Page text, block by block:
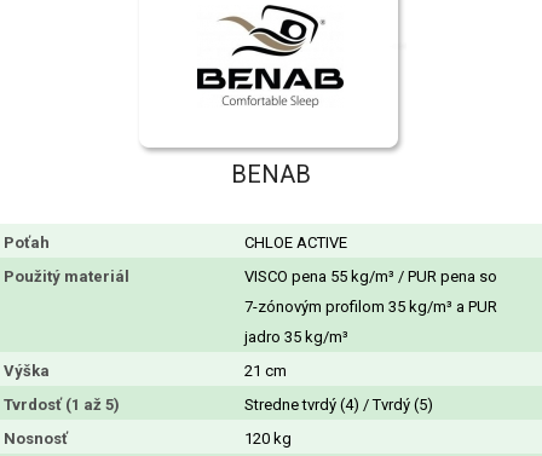
BENAB
Poťah
CHLOE ACTIVE
Použitý materiál
VISCO pena 55 kg/m³ / PUR pena so
7-zónovým profilom 35 kg/m³ a PUR
jadro 35 kg/m³
Výška
21 cm
Tvrdosť (1 až 5)
Stredne tvrdý (4) / Tvrdý (5)
Nosnosť
120 kg